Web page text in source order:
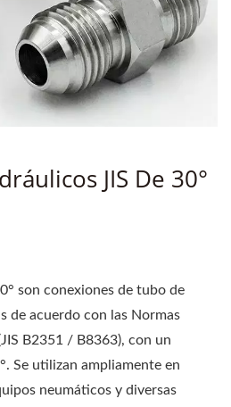
JIS De 30°
son conexiones de tubo de
de acuerdo con las Normas
B2351 / B8363), con un
Se utilizan ampliamente en
neumáticos y diversas